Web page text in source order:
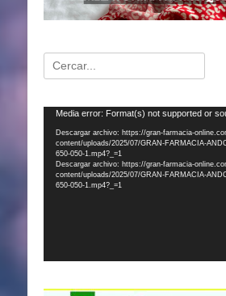
Buscar:
Reproductor
vídeo
Media error: Format(s) not supported or
Descargar archivo: https://gran-farmacia-
content/uploads/2025/07/GRAN-FARMACIA-
650-050-1.mp4?_=1
Descargar archivo: https://gran-farmacia-
content/uploads/2025/07/GRAN-FARMACIA-
650-050-1.mp4?_=1